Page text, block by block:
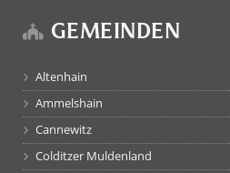
GEMEINDEN
Altenhain
Ammelshain
Cannewitz
Colditzer Muldenland